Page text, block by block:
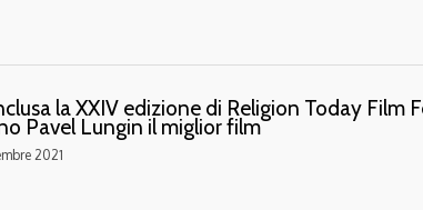
la XXIV edizione di Religion Today Film
Pavel Lungin il miglior film
2021